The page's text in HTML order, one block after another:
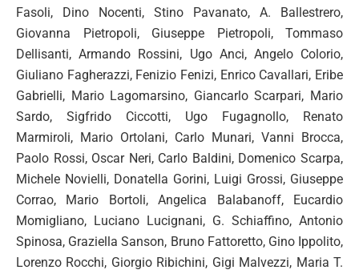
Fasoli, Dino Nocenti, Stino Pavanato, A. Ballestrero,
Giovanna Pietropoli, Giuseppe Pietropoli, Tommaso
Dellisanti, Armando Rossini, Ugo Anci, Angelo Colorio,
Giuliano Fagherazzi, Fenizio Fenizi, Enrico Cavallari, Eribe
Gabrielli, Mario Lagomarsino, Giancarlo Scarpari, Mario
Sardo, Sigfrido Ciccotti, Ugo Fugagnollo, Renato
Marmiroli, Mario Ortolani, Carlo Munari, Vanni Brocca,
Paolo Rossi, Oscar Neri, Carlo Baldini, Domenico Scarpa,
Michele Novielli, Donatella Gorini, Luigi Grossi, Giuseppe
Corrao, Mario Bortoli, Angelica Balabanoff, Eucardio
Momigliano, Luciano Lucignani, G. Schiaffino, Antonio
Spinosa, Graziella Sanson, Bruno Fattoretto, Gino Ippolito,
Lorenzo Rocchi, Giorgio Ribichini, Gigi Malvezzi, Maria T.